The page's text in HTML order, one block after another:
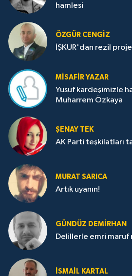
hamlesi
ÖZGÜR CENGIZ
İŞKUR'dan rezil
MISAFIR YAZAR
Yusuf kardeşimizle
Muharrem Özkaya
ŞENAY TEK
AK Parti teşkilatları
MURAT SARICA
Artık uyanın!
GÜNDÜZ DEMIRHAN
Delillerle emri maruf
İSMAIL KARTAL